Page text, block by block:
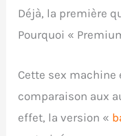
Déjà, la première
Pourquoi «
Cette sex
comparaison aux
effet, la version «